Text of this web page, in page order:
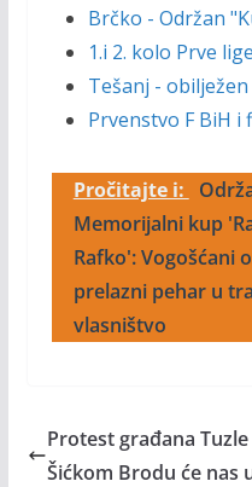
Brčko - Održan
1.i 2. kolo Prve
Tešanj -
Prvenstvo F BiH i
Pročitajte i:
Memorijalni kup
Rafko': Vogošćani
prelazni pehar u
vlasništvo
Protest građana
Šićkom Brodu će nas